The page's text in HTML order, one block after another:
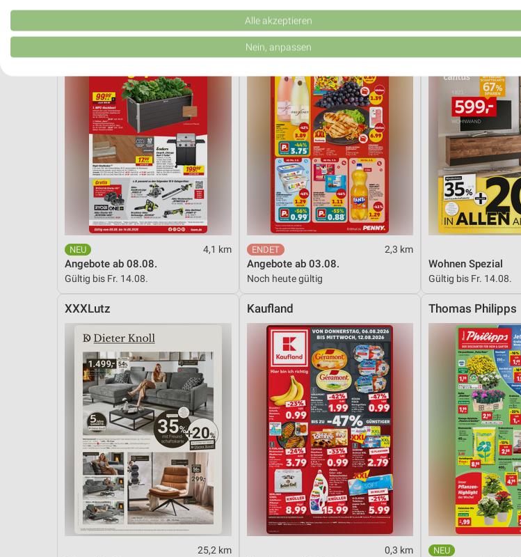
toom Baumarkt
4,1 km
Angebote ab 08.08.
Gültig bis Fr. 14.08.
PENNY
2,3 km
Angebote ab 03.08.
Noch heute gültig
XXXLutz
Wohnen Spezial
Gültig bis Fr. 14.08.
XXXLutz
25,2 km
Kaufland
0,3 km
Thomas Philipps
Verwendung reduzierter Daten zur Auswahl von Werbeanzeigen
Erstellung von Profilen für personalisierte Werbung
Erstellung von Profilen zur Personalisierung von Inhalten
Verwendung von Profilen zur Auswahl personalisierter Inhalte
Messung der Werbeleistung
Messung der Performance von Inhalten
Analyse von Zielgruppen durch Statistiken oder Kombinationen von Daten aus verschiedenen
Entwicklung und Verbesserung der Angebote
Verwendung reduzierter Daten zur Auswahl von Inhalten
IAB-Besonderheiten:
Verwendung genauer Standortdaten
Geräte anhand von aktiv angeforderten Informationen identifizieren
Nicht-IAB-Verarbeitungszwecke:
Alle akzeptieren
Nein, anpassen